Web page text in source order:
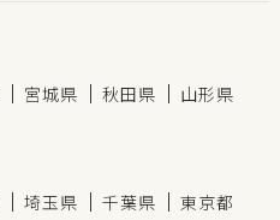
宮城県 秋田県
山形県
埼玉県 千葉県
東京都